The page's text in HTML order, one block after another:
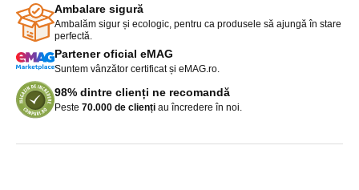
Ambalare sigură
Ambalăm sigur și ecologic, pentru ca produsele să ajungă în stare
perfectă.
Partener oficial eMAG
Suntem vânzător certificat și eMAG.ro.
98% dintre clienți ne recomandă
Peste 70.000 de clienți au încredere în noi.